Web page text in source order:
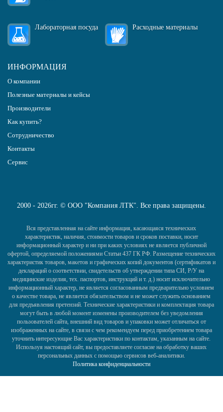
Лабораторная посуда Расходные материалы
ИНФОРМАЦИЯ
О компании
Полезные материалы и кейсы
Производители
Как купить?
Сотрудничество
Контакты
Сервис
2000 - 2026гг. © ООО "Компания ЛТК". Все права защищены.
Вся представленная на сайте информация, касающаяся технических
характеристик, наличия, стоимости товаров и сроков поставки, носит
информационный характер и ни при каких условиях не является публичной
офертой, определяемой положениями Статьи 437 ГК РФ. Размещение технических
характеристик товаров, макетов и графических копий документов (сертификатов и
деклараций о соответствии, свидетельств об утверждении типа СИ, Р/У на
медицинские изделия, тех. паспортов, инструкций и т. д.) носит исключительно
информационный характер, не является согласованным предварительно условием
о качестве товара, не является обязательством и не может служить основанием
для предъявления претензий. Технические характеристики и комплектация товара
могут быть в любой момент изменены производителем без уведомления
пользователей сайта, внешний вид товаров и упаковки может отличаться от
изображенных на сайте, в связи с чем рекомендуем перед приобретением товара
уточнить интересующие Вас характеристики по контактам, указанным на сайте.
Используя настоящий сайт, вы предоставляете согласие на обработку ваших
персональных данных с помощью сервисов веб-аналитики.
Политика конфиденциальности